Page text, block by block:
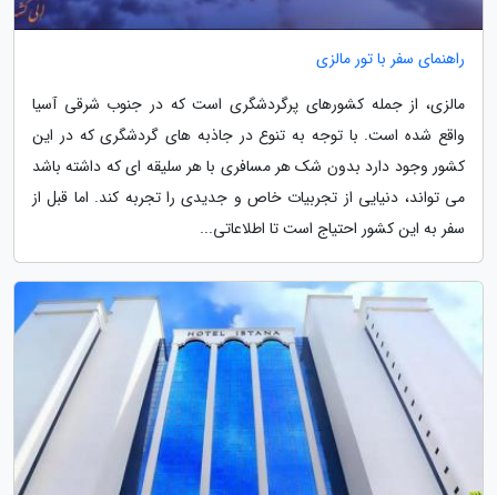
راهنمای سفر با تور مالزی
مالزی، از جمله کشورهای پرگردشگری است که در جنوب شرقی آسیا
واقع شده است. با توجه به تنوع در جاذبه های گردشگری که در این
کشور وجود دارد بدون شک هر مسافری با هر سلیقه ای که داشته باشد
می تواند، دنیایی از تجربیات خاص و جدیدی را تجربه کند. اما قبل از
سفر به این کشور احتیاج است تا اطلاعاتی...